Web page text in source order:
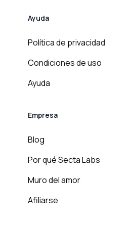
Ayuda
Política de privacidad
Condiciones de uso
Ayuda
Empresa
Blog
Por qué Secta Labs
Muro del amor
Afiliarse